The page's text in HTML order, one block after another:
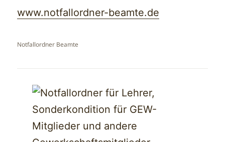
www.notfallordner-beamte.de
Notfallordner Beamte